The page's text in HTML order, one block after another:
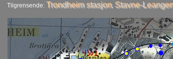
Tilgrensende: Trondheim stasjon, Stavne-